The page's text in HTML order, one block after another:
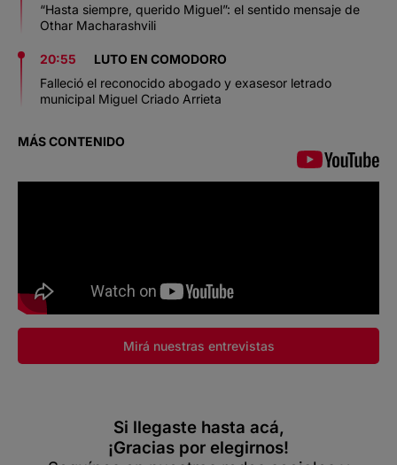
“Hasta siempre, querido Miguel”: el sentido mensaje de
Othar Macharashvili
20:55
LUTO EN COMODORO
Falleció el reconocido abogado y exasesor letrado
municipal Miguel Criado Arrieta
MÁS CONTENIDO
Mirá nuestras entrevistas
Si llegaste hasta acá,
¡Gracias por elegirnos!